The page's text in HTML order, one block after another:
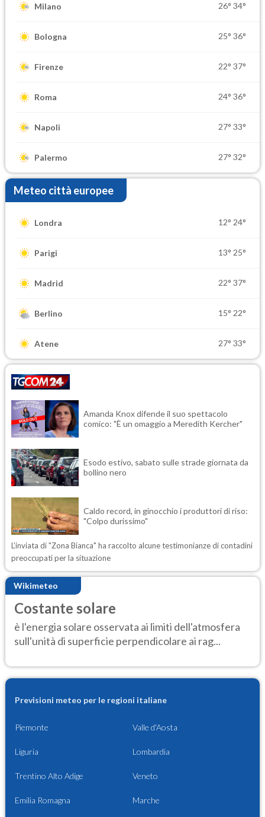
Milano 26° 34°
Bologna 25° 36°
Firenze 22° 37°
Roma 24° 36°
Napoli 27° 33°
Palermo 27° 32°
Meteo città europee
Londra 12° 24°
Parigi 13° 25°
Madrid 22° 37°
Berlino 15° 22°
Atene 27° 33°
Amanda Knox difende il suo spettacolo
comico: "È un omaggio a Meredith Kercher"
Esodo estivo, sabato sulle strade giornata da
bollino nero
Caldo record, in ginocchio i produttori di riso:
"Colpo durissimo"
L’inviata di "Zona Bianca" ha raccolto alcune testimonianze di contadini
preoccupati per la situazione
Wikimeteo
Costante solare
è l'energia solare osservata ai limiti dell'atmosfera
sull'unità di superficie perpendicolare ai rag...
Previsioni meteo per le regioni italiane
Piemonte Valle d'Aosta
Liguria Lombardia
Trentino Alto Adige Veneto
Emilia Romagna Marche